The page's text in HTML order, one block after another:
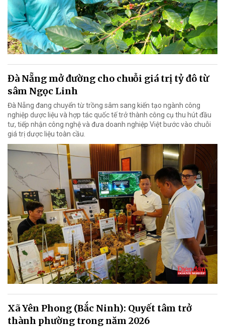
Đà Nẵng mở đường cho chuỗi giá trị tỷ đô từ
sâm Ngọc Linh
Đà Nẵng đang chuyển từ trồng sâm sang kiến tạo ngành công
nghiệp dược liệu và hợp tác quốc tế trở thành công cụ thu hút đầu
tư, tiếp nhận công nghệ và đưa doanh nghiệp Việt bước vào chuỗi
giá trị dược liệu toàn cầu.
Xã Yên Phong (Bắc Ninh): Quyết tâm trở
thành phường trong năm 2026